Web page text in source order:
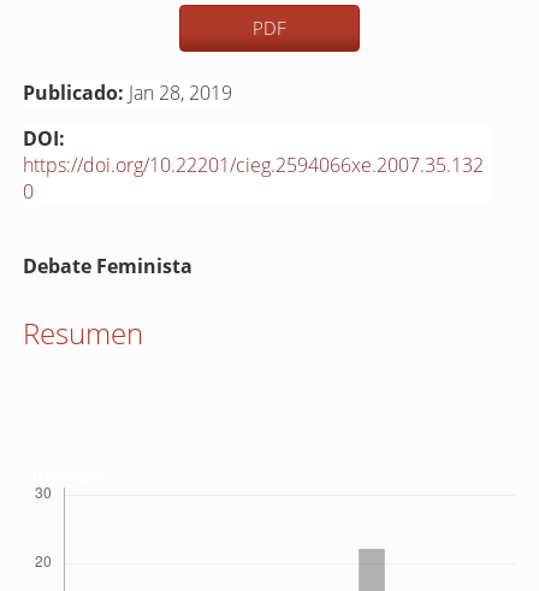
PDF
Publicado: Jan 28, 2019
DOI:
https://doi.org/10.22201/cieg.2594066xe.2007.35.132
0
Contenido
del
Debate Feminista
Resumen